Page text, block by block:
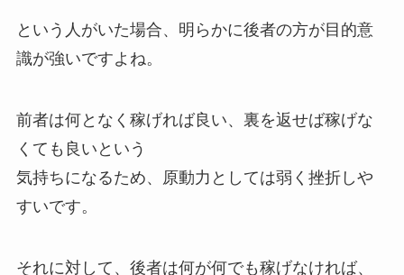
という人がいた場合、明らかに後者の方が目的意
識が強いですよね。
前者は何となく稼げれば良い、裏を返せば稼げな
くても良いという
気持ちになるため、原動力としては弱く挫折しや
すいです。
それに対して、後者は何が何でも稼げなければ、